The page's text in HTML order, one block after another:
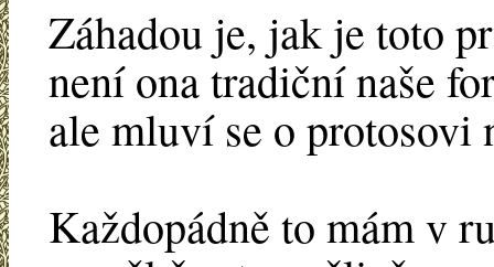
Záhadou je, jak je toto
není ona tradiční naše
ale mluví se o protosovi
Každopádně to mám v